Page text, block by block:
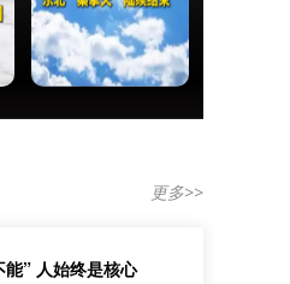
更多>>
” 人始终是核心